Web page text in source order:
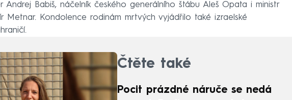
Andrej Babiš, náčelník českého generálního štábu Aleš Opata i ministr
Metnar. Kondolence rodinám mrtvých vyjádřilo také izraelské
Čtěte také
Pocit prázdné náruče se nedá